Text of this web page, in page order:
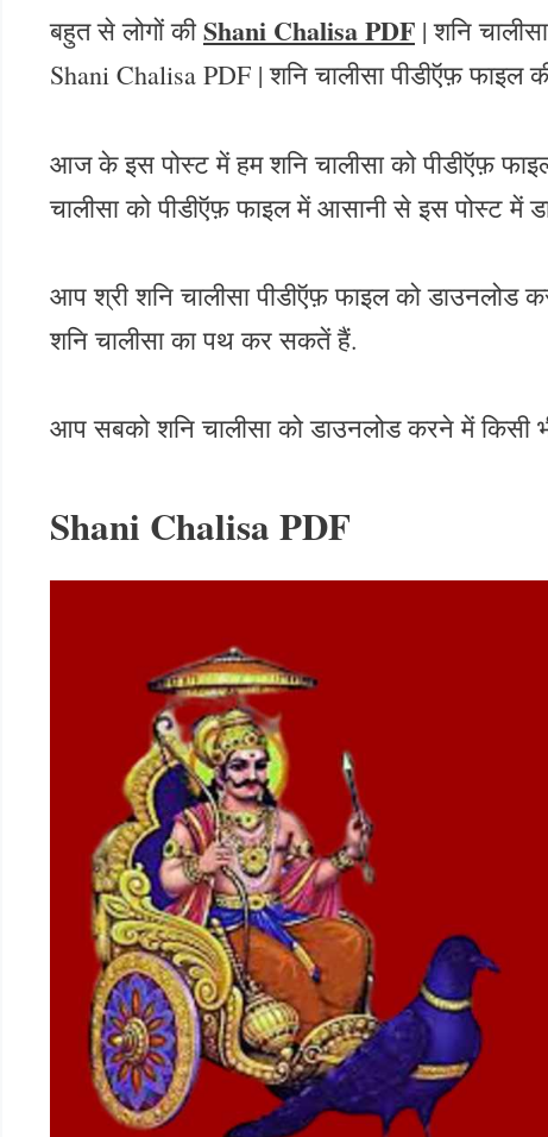
बहुत से लोगों कीShani Chalisa PDF | शनि
Shani Chalisa PDF | शनि चालीसा पीडीऍफ़ फाइल
आज के इस पोस्ट में हम शनि चालीसा को पीडीऍफ़
चालीसा को पीडीऍफ़ फाइल में आसानी से इस पोस्ट में
आप श्री शनि चालीसा पीडीऍफ़ फाइल को डाउनलोड
शनि चालीसा का पथ कर सकतें हैं.
आप सबको शनि चालीसा को डाउनलोड करने में किसी
Shani Chalisa PDF